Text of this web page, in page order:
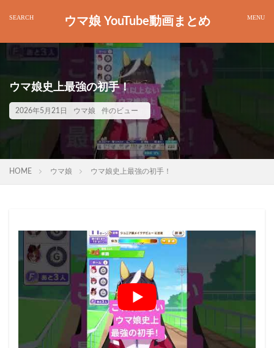
ウマ娘 YouTube動画まとめ
ウマ娘史上最強の初手！
2026年5月21日 ウマ娘 件のビュー
HOME ウマ娘 ウマ娘史上最強の初手！